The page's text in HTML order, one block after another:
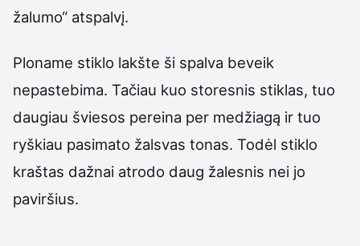
žalumo“ atspalvį.
Ploname stiklo lakšte ši spalva beveik
nepastebima. Tačiau kuo storesnis stiklas, tuo
daugiau šviesos pereina per medžiagą ir tuo
ryškiau pasimato žalsvas tonas. Todėl stiklo
kraštas dažnai atrodo daug žalesnis nei jo
paviršius.